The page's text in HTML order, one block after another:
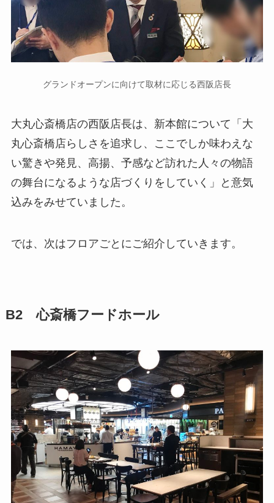
グランドオープンに向けて取材に応じる西阪店長
大丸心斎橋店の西阪店長は、新本館について「大
丸心斎橋店らしさを追求し、ここでしか味わえな
い驚きや発見、高揚、予感など訪れた人々の物語
の舞台になるような店づくりをしていく」と意気
込みをみせていました。
では、次はフロアごとにご紹介していきます。
B2 心斎橋フードホール